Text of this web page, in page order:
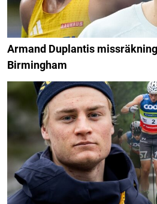
Armand Duplantis
Birmingham